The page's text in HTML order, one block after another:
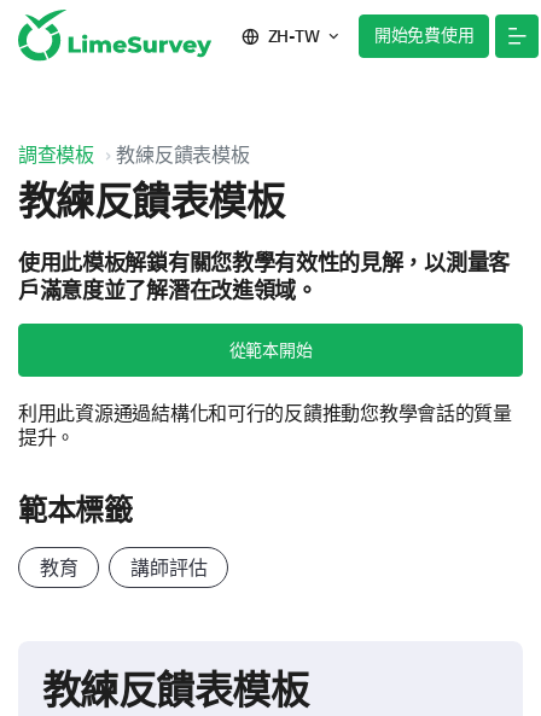
ZH-TW 開始免費使用
調查模板 教練反饋表模板
教練反饋表模板
使用此模板解鎖有關您教學有效性的見解，以測量客
戶滿意度並了解潛在改進領域。
從範本開始
利用此資源通過結構化和可行的反饋推動您教學會話的質量
提升。
範本標籤
教育 講師評估
教練反饋表模板